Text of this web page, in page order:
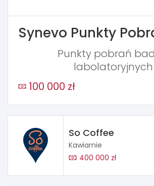
Synevo Punkty
Punkty pobrań
labolatoryjnych
100 000 zł
So Coffee
Kawiarnie
400 000 zł